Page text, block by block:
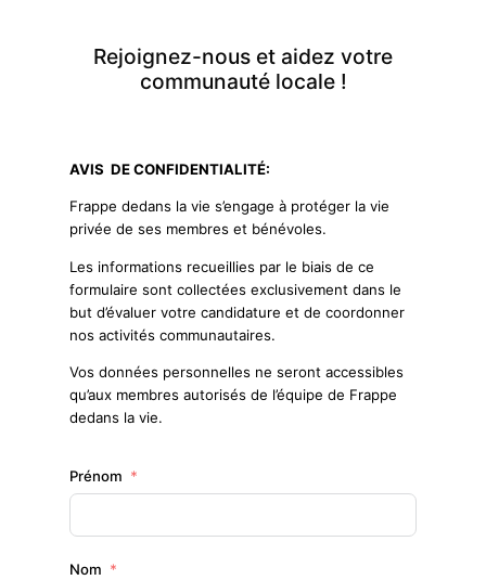
Rejoignez-nous et aidez votre
communauté locale !
AVIS DE CONFIDENTIALITÉ:
Frappe dedans la vie s’engage à protéger la vie
privée de ses membres et bénévoles.
Les informations recueillies par le biais de ce
formulaire sont collectées exclusivement dans le
but d’évaluer votre candidature et de coordonner
nos activités communautaires.
Vos données personnelles ne seront accessibles
qu’aux membres autorisés de l’équipe de Frappe
dedans la vie.
Prénom
Nom